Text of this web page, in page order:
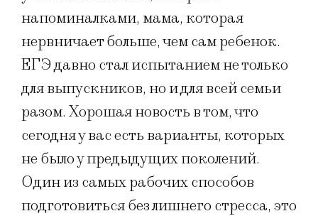
напоминалками, мама, которая
нервничает больше, чем сам ребенок.
ЕГЭ давно стал испытанием не только
для выпускников, но и для всей семьи
разом. Хорошая новость в том, что
сегодня у вас есть варианты, которых
не было у предыдущих поколений.
Один из самых рабочих способов
подготовиться без лишнего стресса, это